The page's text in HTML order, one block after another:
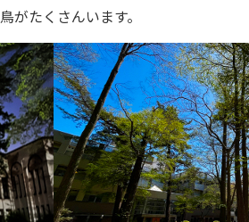
がたくさんいます。